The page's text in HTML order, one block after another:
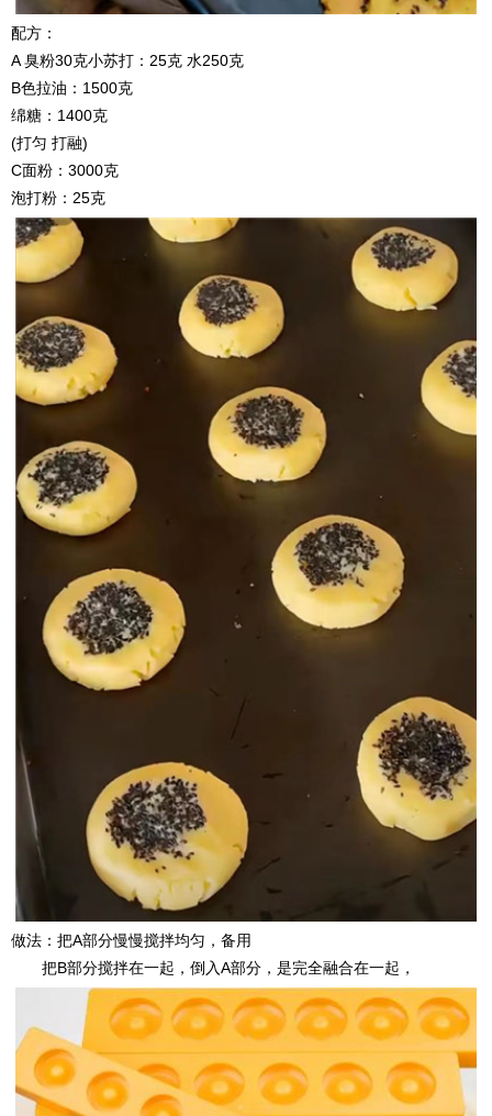
配方：
A 臭粉30克小苏打：25克 水250克
B色拉油：1500克
绵糖：1400克
(打匀 打融)
C面粉：3000克
泡打粉：25克
做法：把A部分慢慢搅拌均匀，备用
把B部分搅拌在一起，倒入A部分，是完全融合在一起，